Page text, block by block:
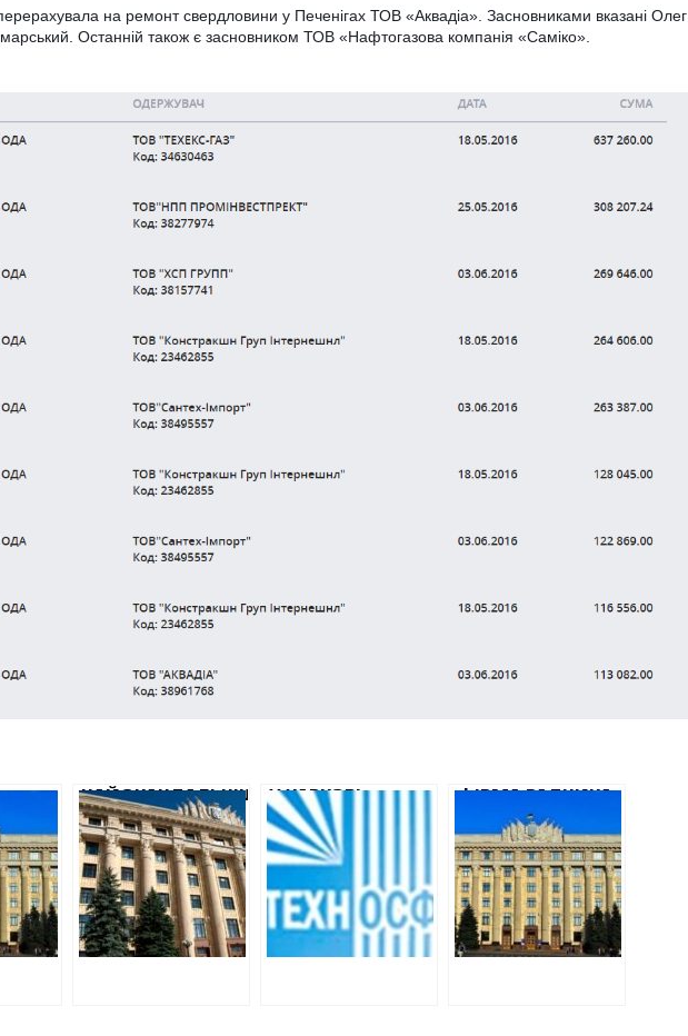
на ремонт свердловини у Печенігах ТОВ «Аквадіа». Засновниками вказані Олег
Останній також є засновником ТОВ «Нафтогазова компанія «Саміко».
ЯКУ
НАЙСКАНДАЛЬНІШИЙ
ДЕПАРТАМЕНТ
ХАРКІВСЬКОЇ ОДА
БЕЗ ТЕНДЕРУ
ВІДДАВ ПІДРЯД
НА РЕМОНТ
ШКОЛИ
«ПОРОШЕНКІВЦЮ»
У ХАРКОВІ
РОЗДЕРЕБАНИЛИ
ТЕНДЕР НА
РЕМОНТ БУДІВЛІ
СУДУ ВАРТІСТЮ
4 МІЛЬЙОНИ
ФІРМА РАДНИКА
ГУБЕРНАТОРА
ШАХНЕНКА
ОТРИМАЛА ДВА
ПІДРЯДИ НА
РЕКОНСТРУКЦІЮ
СИСТЕМИ